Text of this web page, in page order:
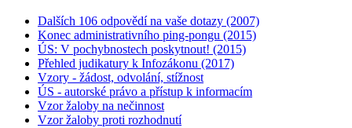
Dalších 106 odpovědí na vaše dotazy (2007)
Konec administrativního ping-pongu (2015)
ÚS: V pochybnostech poskytnout! (2015)
Přehled judikatury k Infozákonu (2017)
Vzory - žádost, odvolání, stížnost
ÚS - autorské právo a přístup k informacím
Vzor žaloby na nečinnost
Vzor žaloby proti rozhodnutí